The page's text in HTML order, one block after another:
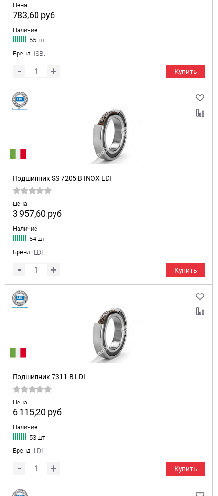
Цена
783,60 руб
Наличие
55 шт.
Бренд ISB.
Купить
Подшипник SS 7205 B INOX LDI
Цена
3 957,60 руб
Наличие
54 шт.
Бренд LDI
Купить
Подшипник 7311-B LDI
Цена
6 115,20 руб
Наличие
53 шт.
Бренд LDI
Купить